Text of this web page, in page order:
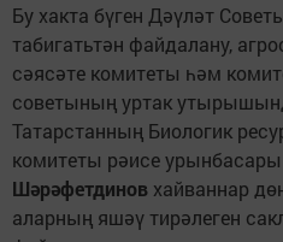
Бу хакта бүген Дәүләт
табигатьтән файдалану,
сәясәте комитеты һәм
советының уртак
Татарстанның Биологик
комитеты рәисе урынбасары
Шәрәфетдинов хайваннар
аларның яшәү тирәлеген